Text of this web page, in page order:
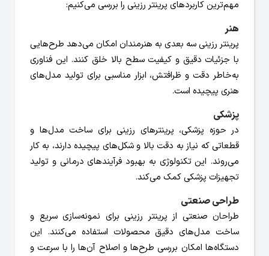
مهم‌ترین کاربردهای پرینتر رزینی را بررسی می‌کنیم:
هنر
پرینتر رزینی سه بعدی به هنرمندان امکان می‌دهد طرح‌هایی
با جزئیات دقیق و کیفیت سطح بالا خلق کنند. این فناوری
به‌خاطر دقت و ظرافتش، ابزار مناسبی برای تولید مدل‌های
هنری پیچیده است.
پزشکی
در حوزه پزشکی، پرینترهای رزینی برای ساخت مدل‌ها و
قطعاتی که نیاز به دقت بالا و شکل‌های پیچیده دارند، به کار
می‌روند. این تکنولوژی به بهبود فرآیندهای درمانی و تولید
تجهیزات پزشکی کمک می‌کند.
طراحی صنعتی
طراحان صنعتی از پرینتر رزینی برای نمونه‌سازی سریع و
ساخت مدل‌های دقیق محصولات استفاده می‌کنند. این
دستگاه‌ها امکان بررسی طرح‌ها و اصلاح آن‌ها را با سرعت و